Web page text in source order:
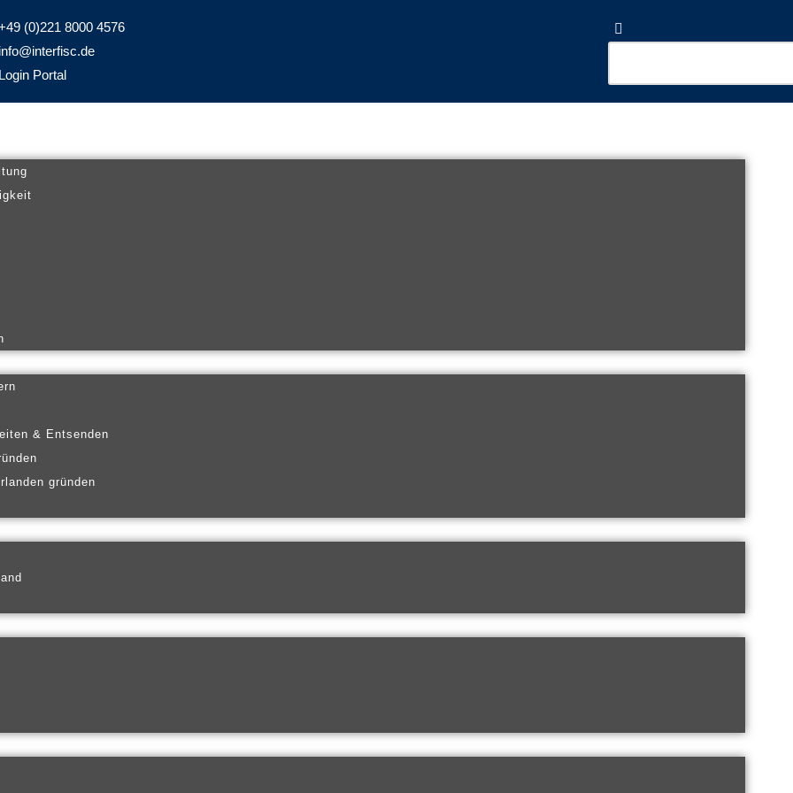
(0)221 8000 4576
info@interfisc.de
Login Portal
& Entsenden
gründen